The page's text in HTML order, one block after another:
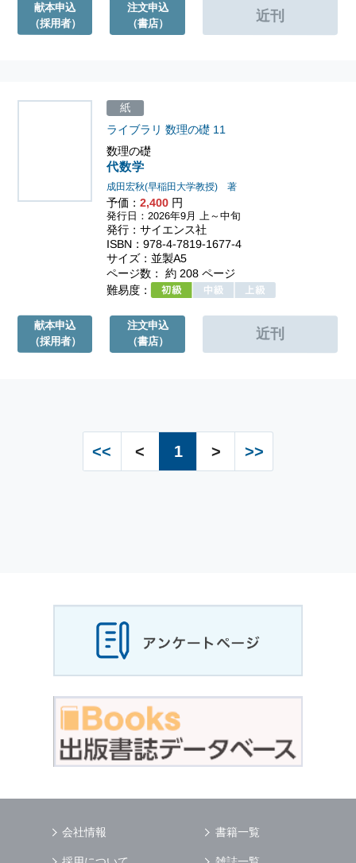
献本申込
（採用者）
注文申込
（書店）
数理の礎
代数学
ライブラリ 数理の礎 11
成田宏秋(早稲田大学教授) 著
予価：2,400 円
紙
発行日：2026年9月 上～中旬
発行：サイエンス社
ISBN：978-4-7819-1677-4
サイズ：並製A5
ページ数： 約 208 ページ
難易度：
献本申込
（採用者）
注文申込
（書店）
<< < 1 > >>
会社情報 書籍一覧